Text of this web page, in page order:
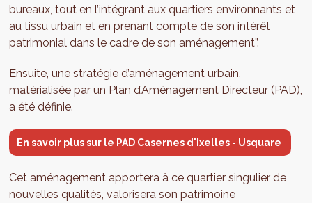
bureaux, tout en l’intégrant aux quartiers environnants et
au tissu urbain et en prenant compte de son intérêt
patrimonial dans le cadre de son aménagement”.
Ensuite, une stratégie d’aménagement urbain,
matérialisée par un Plan d’Aménagement Directeur (PAD),
a été définie.
En savoir plus sur le PAD Casernes d'Ixelles - Usquare
Cet aménagement apportera à ce quartier singulier de
nouvelles qualités, valorisera son patrimoine